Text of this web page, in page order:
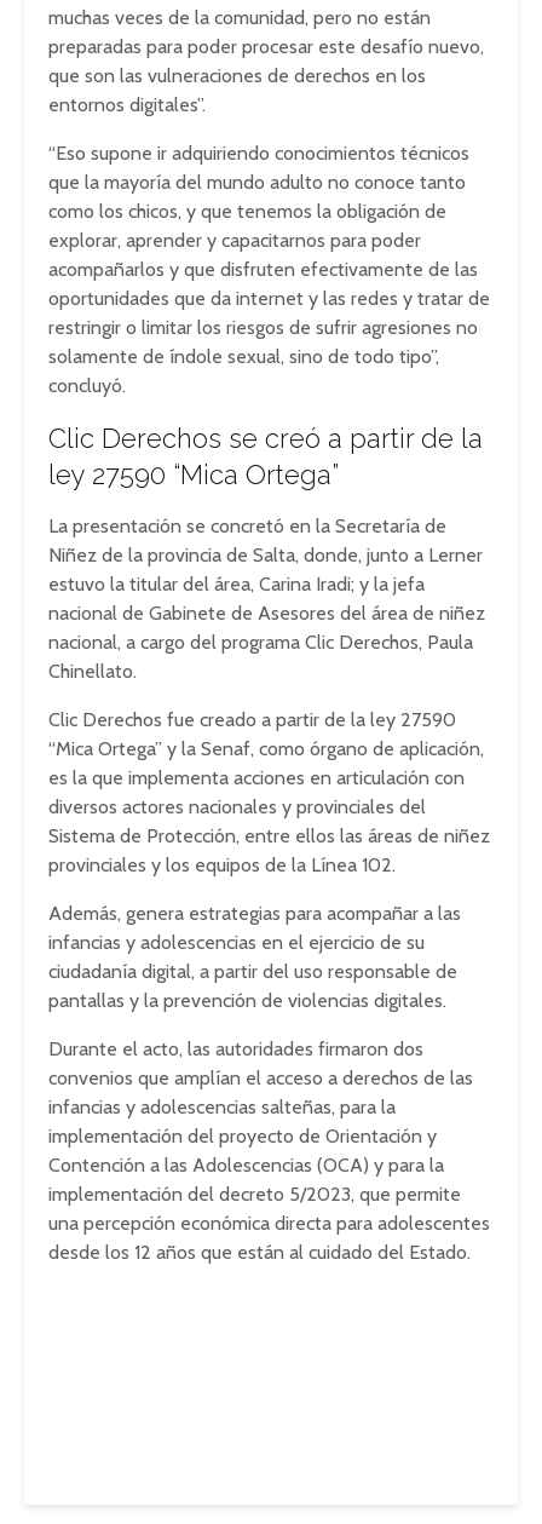
muchas veces de la comunidad, pero no están
preparadas para poder procesar este desafío nuevo,
que son las vulneraciones de derechos en los
entornos digitales”.
“Eso supone ir adquiriendo conocimientos técnicos
que la mayoría del mundo adulto no conoce tanto
como los chicos, y que tenemos la obligación de
explorar, aprender y capacitarnos para poder
acompañarlos y que disfruten efectivamente de las
oportunidades que da internet y las redes y tratar de
restringir o limitar los riesgos de sufrir agresiones no
solamente de índole sexual, sino de todo tipo”,
concluyó.
Clic Derechos se creó a partir de la
ley 27590 “Mica Ortega”
La presentación se concretó en la Secretaría de
Niñez de la provincia de Salta, donde, junto a Lerner
estuvo la titular del área, Carina Iradi; y la jefa
nacional de Gabinete de Asesores del área de niñez
nacional, a cargo del programa Clic Derechos, Paula
Chinellato.
Clic Derechos fue creado a partir de la ley 27590
“Mica Ortega” y la Senaf, como órgano de aplicación,
es la que implementa acciones en articulación con
diversos actores nacionales y provinciales del
Sistema de Protección, entre ellos las áreas de niñez
provinciales y los equipos de la Línea 102.
Además, genera estrategias para acompañar a las
infancias y adolescencias en el ejercicio de su
ciudadanía digital, a partir del uso responsable de
pantallas y la prevención de violencias digitales.
Durante el acto, las autoridades firmaron dos
convenios que amplían el acceso a derechos de las
infancias y adolescencias salteñas, para la
implementación del proyecto de Orientación y
Contención a las Adolescencias (OCA) y para la
implementación del decreto 5/2023, que permite
una percepción económica directa para adolescentes
desde los 12 años que están al cuidado del Estado.